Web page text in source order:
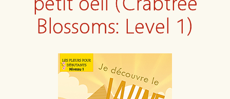
Blossoms: Level 1)